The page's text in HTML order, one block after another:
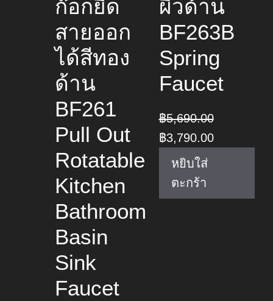
ก๊อกยืด
สายออก
ได้สีทอง
ด้าน
BF261
Pull Out
Rotatable
Kitchen
Bathroom
Basin
Sink
Faucet
ผิวด้าน
BF263B
Spring
Faucet
฿5,690.00
Original
price
฿5,690.00.
฿3,790.00Current
฿3,790.00.
หยิบใส่
ตะกร้า